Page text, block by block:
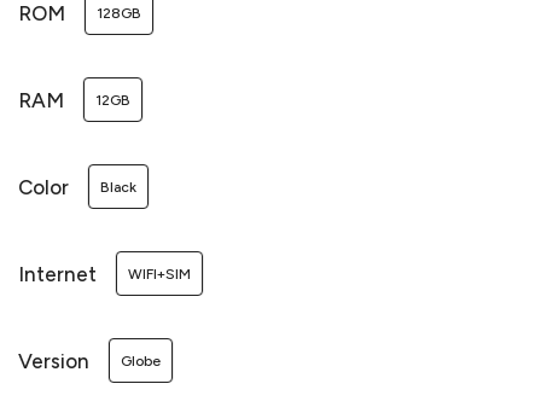
ROM 128GB
RAM 12GB
Color Black
Internet WIFI+SIM
Version Globe